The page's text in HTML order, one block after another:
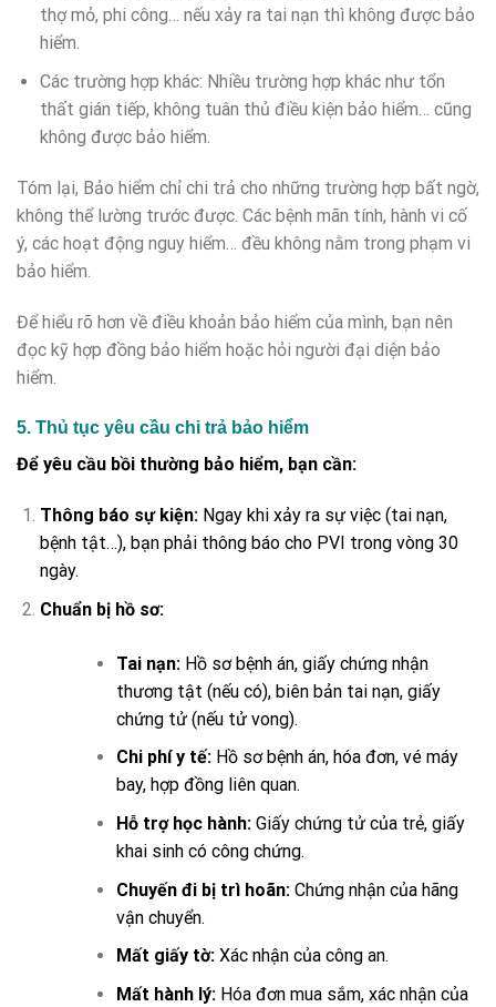
thợ mỏ, phi công… nếu xảy ra tai nạn thì không được bảo
hiểm.
Các trường hợp khác: Nhiều trường hợp khác như tổn
thất gián tiếp, không tuân thủ điều kiện bảo hiểm… cũng
không được bảo hiểm.
Tóm lại, Bảo hiểm chỉ chi trả cho những trường hợp bất ngờ,
không thể lường trước được. Các bệnh mãn tính, hành vi cố
ý, các hoạt động nguy hiểm… đều không nằm trong phạm vi
bảo hiểm.
Để hiểu rõ hơn về điều khoản bảo hiểm của mình, bạn nên
đọc kỹ hợp đồng bảo hiểm hoặc hỏi người đại diện bảo
hiểm.
5. Thủ tục yêu cầu chi trả bảo hiểm
Để yêu cầu bồi thường bảo hiểm, bạn cần:
Thông báo sự kiện:Ngay khi xảy ra sự việc (tai nạn,
bệnh tật…), bạn phải thông báo cho PVI trong vòng 30
ngày.
Chuẩn bị hồ sơ:
Tai nạn:Hồ sơ bệnh án, giấy chứng nhận
thương tật (nếu có), biên bản tai nạn, giấy
chứng tử (nếu tử vong).
Chi phí y tế:Hồ sơ bệnh án, hóa đơn, vé máy
bay, hợp đồng liên quan.
Hỗ trợ học hành:Giấy chứng tử của trẻ, giấy
khai sinh có công chứng.
Chuyến đi bị trì hoãn:Chứng nhận của hãng
vận chuyển.
Mất giấy tờ:Xác nhận của công an.
Mất hành lý:Hóa đơn mua sắm, xác nhận của